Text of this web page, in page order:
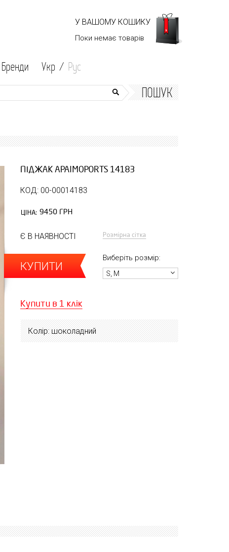
У ВАШОМУ КОШИКУ
Поки немає товарів
Бренди Укр / Рус
ПОШУК
ПІДЖАК APAIMOPORTS 14183
КОД: 00-00014183
ЦІНА: 9450 ГРН
Є В НАЯВНОСТІ Розмірна сітка
КУПИТИ
Виберіть розмір:
S, M
Купити в 1 клік
Колір: шоколадний